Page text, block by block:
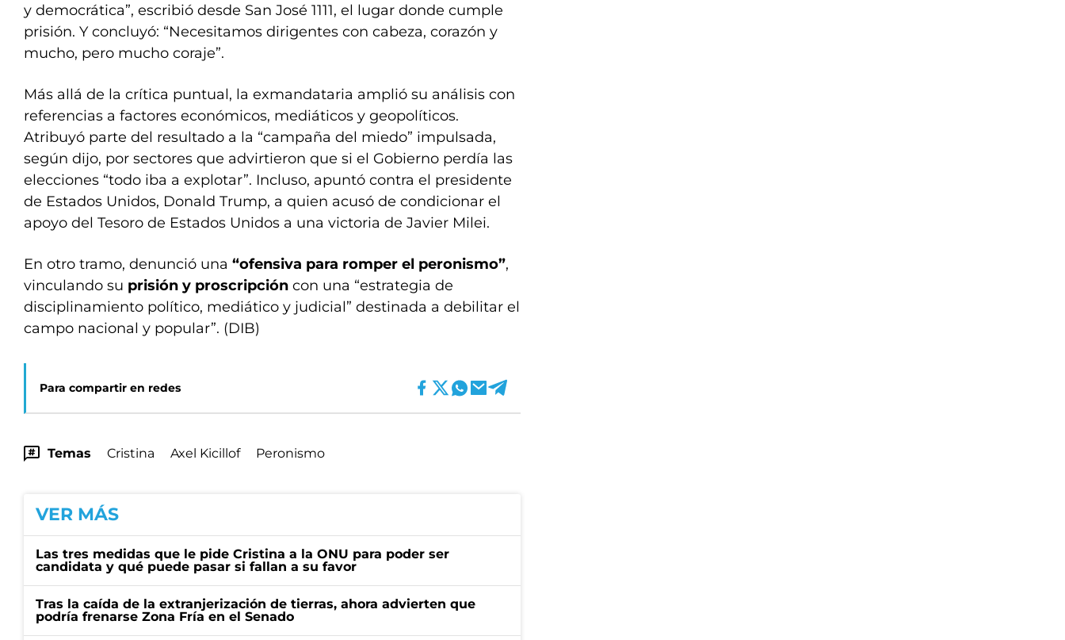
y democrática”, escribió desde San José 1111, el lugar donde cumple
prisión. Y concluyó: “Necesitamos dirigentes con cabeza, corazón y
mucho, pero mucho coraje”.
Más allá de la crítica puntual, la exmandataria amplió su análisis con
referencias a factores económicos, mediáticos y geopolíticos.
Atribuyó parte del resultado a la “campaña del miedo” impulsada,
según dijo, por sectores que advirtieron que si el Gobierno perdía las
elecciones “todo iba a explotar”. Incluso, apuntó contra el presidente
de Estados Unidos, Donald Trump, a quien acusó de condicionar el
apoyo del Tesoro de Estados Unidos a una victoria de Javier Milei.
En otro tramo, denunció una “ofensiva para romper el peronismo”,
vinculando su prisión y proscripción con una “estrategia de
disciplinamiento político, mediático y judicial” destinada a debilitar el
campo nacional y popular”. (DIB)
Para compartir en redes
Temas Cristina Axel Kicillof Peronismo
VER MÁS
Las tres medidas que le pide Cristina a la ONU para poder ser
candidata y qué puede pasar si fallan a su favor
Tras la caída de la extranjerización de tierras, ahora advierten que
podría frenarse Zona Fría en el Senado